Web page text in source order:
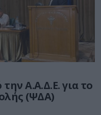
Α.Α.Δ.Ε. για το
(ΨΔΑ)